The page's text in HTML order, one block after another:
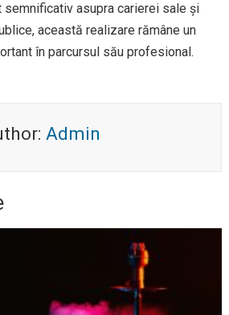
semnificativ asupra carierei sale și
această realizare rămâne un
în parcursul său profesional.
Admin